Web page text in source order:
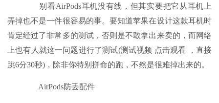
别看AirPods耳机没有线，但其实要把它从耳机上
弄掉也不是一件很容易的事。要知道苹果在设计这款耳机时
肯定经过了非常多的测试，否则是不敢拿出来卖的，而网络
上也有人就这一问题进行了测试(测试视频 点击观看 ，直接
跳6分30秒)，除非你特别拼命的跑，不然是很难掉出来的。
AirPods防丢配件